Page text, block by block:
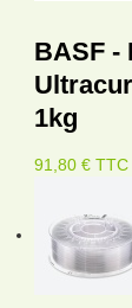
BASF -
1kg
91,80 €